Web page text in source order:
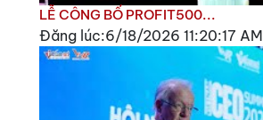
LỄ CÔNG BỐ PROFIT500...
Đăng lúc:6/18/2026 11:20:17 AM